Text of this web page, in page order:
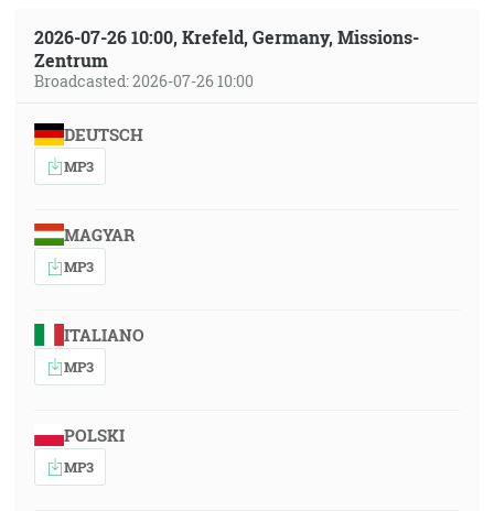
2026-07-26 10:00, Krefeld, Germany, Missions-
Zentrum
Broadcasted: 2026-07-26 10:00
DEUTSCH
MP3
MAGYAR
MP3
ITALIANO
MP3
POLSKI
MP3